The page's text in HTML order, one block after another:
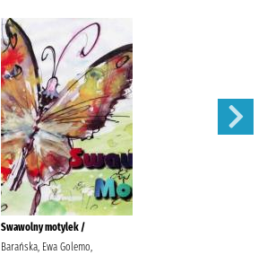
Swawolny motylek /
Barańska, Ewa Golemo,